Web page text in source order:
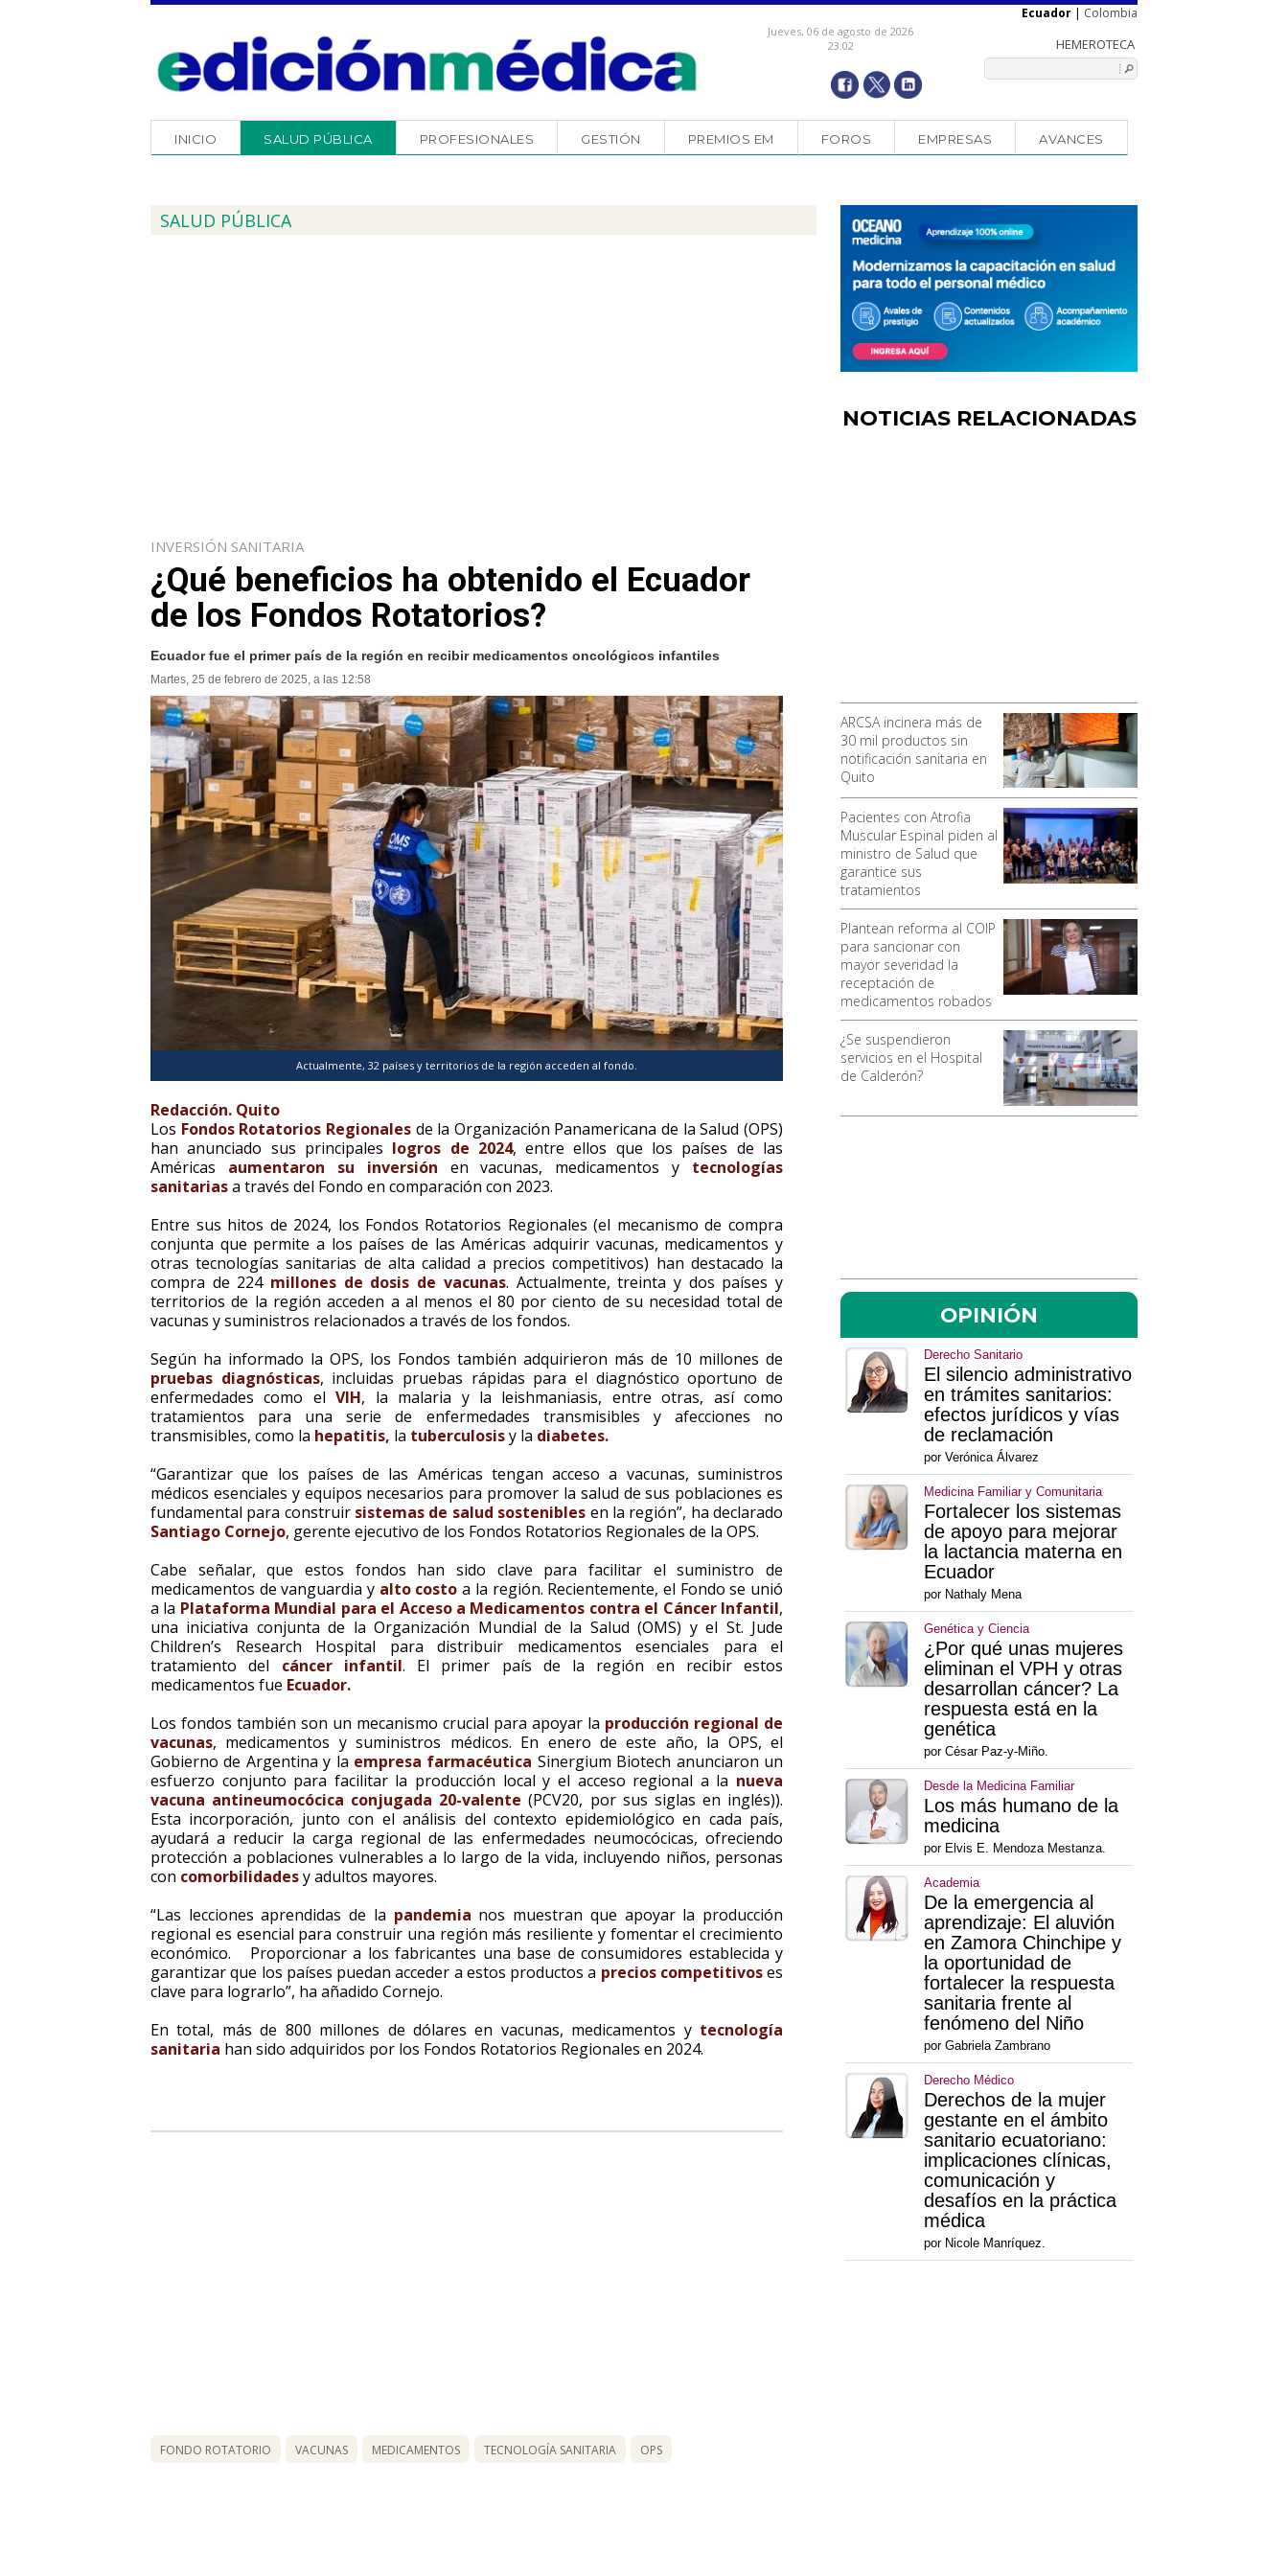
Jueves, 06 de agosto de 2026
23:02
Ecuador | Colombia
INICIO SALUD PÚBLICA PROFESIONALES GESTIÓN PREMIOS EM FOROS EMPRESAS AVANCES
NOTICIAS RELACIONADAS
ARCSA incinera más de
30 mil productos sin
notificación sanitaria en
Quito
Pacientes con Atrofia
Muscular Espinal piden al
ministro de Salud que
garantice sus
tratamientos
Plantean reforma al COIP
para sancionar con
mayor severidad la
receptación de
medicamentos robados
¿Se suspendieron
servicios en el Hospital
de Calderón?
OPINIÓN
Derecho Sanitario
El silencio administrativo
en trámites sanitarios:
efectos jurídicos y vías
de reclamación
por Verónica Álvarez
Medicina Familiar y Comunitaria
Fortalecer los sistemas
de apoyo para mejorar
la lactancia materna en
Ecuador
por Nathaly Mena
Genética y Ciencia
¿Por qué unas mujeres
eliminan el VPH y otras
desarrollan cáncer? La
respuesta está en la
genética
por César Paz-y-Miño.
Desde la Medicina Familiar
Los más humano de la
medicina
por Elvis E. Mendoza Mestanza.
Academia
De la emergencia al
aprendizaje: El aluvión
en Zamora Chinchipe y
la oportunidad de
fortalecer la respuesta
sanitaria frente al
fenómeno del Niño
por Gabriela Zambrano
Derecho Médico
Derechos de la mujer
gestante en el ámbito
sanitario ecuatoriano:
implicaciones clínicas,
comunicación y
desafíos en la práctica
médica
por Nicole Manríquez.
SALUD PÚBLICA
INVERSIÓN SANITARIA
¿Qué beneficios ha obtenido el Ecuador
de los Fondos Rotatorios?
Ecuador fue el primer país de la región en recibir medicamentos oncológicos infantiles
Martes, 25 de febrero de 2025, a las 12:58
Actualmente, 32 países y territorios de la región acceden al fondo.
Redacción. Quito
Los Fondos Rotatorios Regionalesde la Organización Panamericana de la Salud (OPS)
han anunciado sus principales logros de 2024, entre ellos que los países de las
Américas aumentaron su inversión en vacunas, medicamentos y tecnologías
sanitariasa través del Fondo en comparación con 2023.
Entre sus hitos de 2024, los Fondos Rotatorios Regionales (el mecanismo de compra
conjunta que permite a los países de las Américas adquirir vacunas, medicamentos y
otras tecnologías sanitarias de alta calidad a precios competitivos) han destacado la
compra de 224 millones de dosis de vacunas. Actualmente, treinta y dos países y
territorios de la región acceden a al menos el 80 por ciento de su necesidad total de
vacunas y suministros relacionados a través de los fondos.
Según ha informado la OPS, los Fondos también adquirieron más de 10 millones de
pruebas diagnósticas, incluidas pruebas rápidas para el diagnóstico oportuno de
enfermedades como elVIH, la malaria y la leishmaniasis, entre otras, así como
tratamientos para una serie de enfermedades transmisibles y afecciones no
transmisibles, como la hepatitis, la tuberculosisy la diabetes.
“Garantizar que los países de las Américas tengan acceso a vacunas, suministros
médicos esenciales y equipos necesarios para promover la salud de sus poblaciones es
fundamental para construir sistemas de salud sostenibles en la región”, ha declarado
Santiago Cornejo, gerente ejecutivo de los Fondos Rotatorios Regionales de la OPS.
Cabe señalar, que estos fondos han sido clave para facilitar el suministro de
medicamentos de vanguardia y alto costo a la región. Recientemente, el Fondo se unió
a la Plataforma Mundial para el Acceso a Medicamentos contra el Cáncer Infantil,
una iniciativa conjunta de la Organización Mundial de la Salud (OMS) y el St. Jude
Children’s Research Hospital para distribuir medicamentos esenciales para el
tratamiento del cáncer infantil. El primer país de la región en recibir estos
medicamentos fue Ecuador.
Los fondos también son un mecanismo crucial para apoyar la producción regional de
vacunas, medicamentos y suministros médicos. En enero de este año, la OPS, el
Gobierno de Argentina y la empresa farmacéutica Sinergium Biotech anunciaron un
esfuerzo conjunto para facilitar la producción local y el acceso regional a la nueva
vacuna antineumocócica conjugada 20-valente (PCV20, por sus siglas en inglés)).
Esta incorporación, junto con el análisis del contexto epidemiológico en cada país,
ayudará a reducir la carga regional de las enfermedades neumocócicas, ofreciendo
protección a poblaciones vulnerables a lo largo de la vida, incluyendo niños, personas
con comorbilidadesy adultos mayores.
“Las lecciones aprendidas de la pandemia nos muestran que apoyar la producción
regional es esencial para construir una región más resiliente y fomentar el crecimiento
económico. Proporcionar a los fabricantes una base de consumidores establecida y
garantizar que los países puedan acceder a estos productos a precios competitivoses
clave para lograrlo”, ha añadido Cornejo.
En total, más de 800 millones de dólares en vacunas, medicamentos y tecnología
sanitaria han sido adquiridos por los Fondos Rotatorios Regionales en 2024.
FONDO ROTATORIO VACUNAS MEDICAMENTOS TECNOLOGÍA SANITARIA OPS